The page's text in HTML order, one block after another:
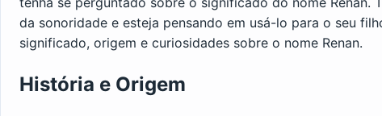
da sonoridade e esteja pensando em usá-lo para o seu
significado, origem e curiosidades sobre o nome Renan.
História e Origem